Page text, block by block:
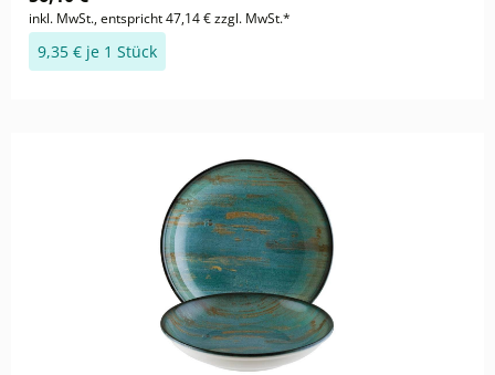
inkl. MwSt., entspricht 47,14 € zzgl. MwSt.*
9,35 € je 1 Stück